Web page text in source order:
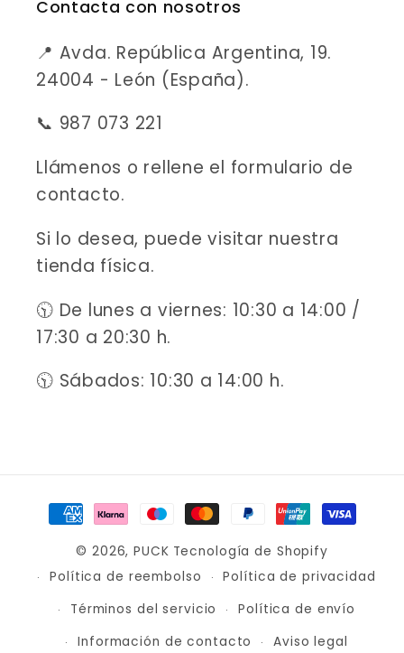
Contacta con nosotros
📍 Avda. República Argentina, 19.
24004 - León (España).
📞 987 073 221
Llámenos o rellene el formulario de
contacto.
Si lo desea, puede visitar nuestra
tienda física.
🕥 De lunes a viernes: 10:30 a 14:00 /
17:30 a 20:30 h.
🕥 Sábados: 10:30 a 14:00 h.
Formas
de
pago© 2026,PUCK Tecnología de Shopify
Política de reembolso
Política de privacidad
Términos del servicio
Política de envío
Información de contacto
Aviso legal